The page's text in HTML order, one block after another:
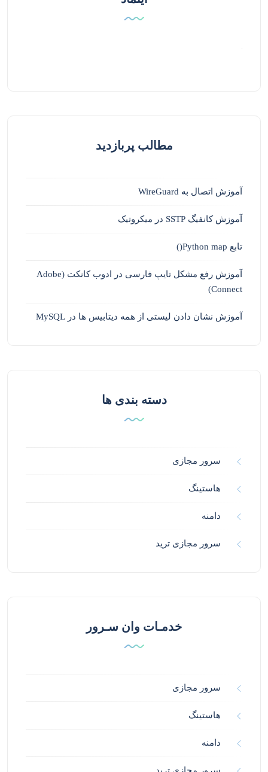
مطالب پربازدید
آموزش اتصال به WireGuard
آموزش کانفیگ SSTP در میکروتیک
تابع Python map()
آموزش رفع مشکل تایپ فارسی در ادوب کانکت (Adobe
Connect)
آموزش نشان دادن لیستی از همه دیتابیس ها در MySQL
دسته بندی ها
سرور مجازی
هاستینگ
دامنه
سرور مجازی ترید
خدمـات وان سـرور
سرور مجازی
هاستینگ
دامنه